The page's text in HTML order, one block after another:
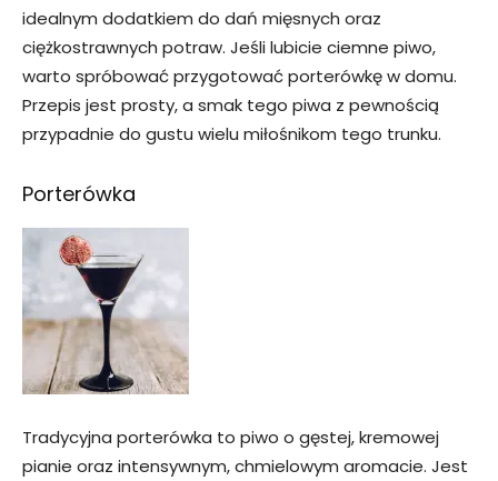
idealnym dodatkiem do dań mięsnych oraz
ciężkostrawnych potraw. Jeśli lubicie ciemne piwo,
warto spróbować przygotować porterówkę w domu.
Przepis jest prosty, a smak tego piwa z pewnością
przypadnie do gustu wielu miłośnikom tego trunku.
Porterówka
Tradycyjna porterówka to piwo o gęstej, kremowej
pianie oraz intensywnym, chmielowym aromacie. Jest